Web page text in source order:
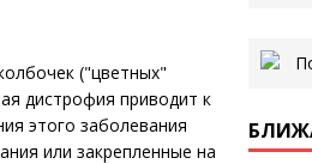
("цветных"
дистрофия приводит к
этого заболевания
или закрепленные на